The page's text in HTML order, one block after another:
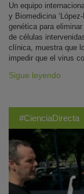
Un equipo
y Biomedicina
genética para
de células
clínica, muestra que
impedir que el virus
Sigue leyendo
#CienciaDirecta